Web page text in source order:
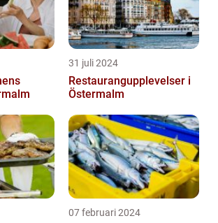
31 juli 2024
Restaurangupplevelser i
Östermalm
07 februari 2024